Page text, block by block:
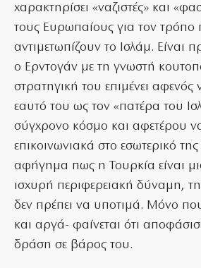
χαρακτηρίσει «ναζιστές» και
τους Ευρωπαίους για τον τρόπο
αντιμετωπίζουν το Ισλάμ. Είναι
ο Ερντογάν με τη γνωστή
στρατηγική του επιμένει αφενός
εαυτό του ως τον «πατέρα του
σύγχρονο κόσμο και αφετέρου
επικοινωνιακά στο εσωτερικό
αφήγημα πως η Τουρκία είναι
ισχυρή περιφερειακή δύναμη,
δεν πρέπει να υποτιμά. Μόνο
και αργά- φαίνεται ότι
δράση σε βάρος του.